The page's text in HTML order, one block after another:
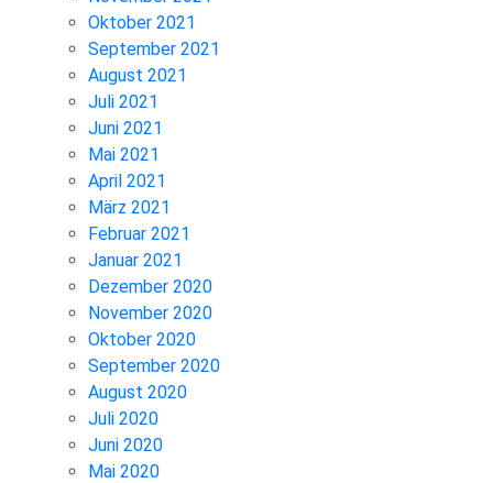
Oktober 2021
September 2021
August 2021
Juli 2021
Juni 2021
Mai 2021
April 2021
März 2021
Februar 2021
Januar 2021
Dezember 2020
November 2020
Oktober 2020
September 2020
August 2020
Juli 2020
Juni 2020
Mai 2020